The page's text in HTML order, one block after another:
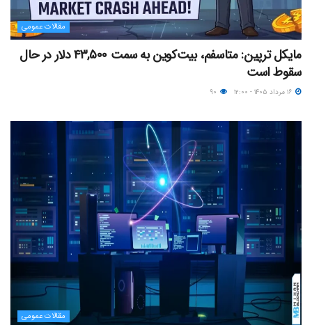
مقالات عمومی
مایکل ترپین: متاسفم، بیت‌کوین به سمت ۴۳,۵۰۰ دلار در حال
سقوط است
مقالات عمومی